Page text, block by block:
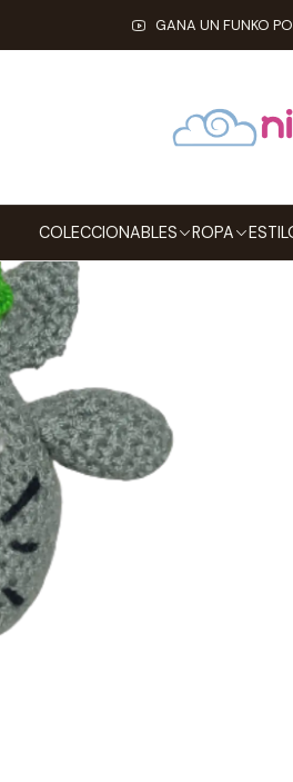
COLECCIONABLES ROPA
GANA UN FUNKO
ESTILO DE VIDA